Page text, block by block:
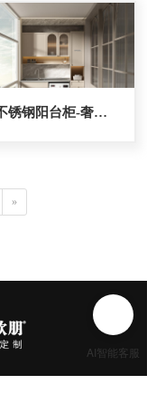
不锈钢阳台柜-奢香夫人
»